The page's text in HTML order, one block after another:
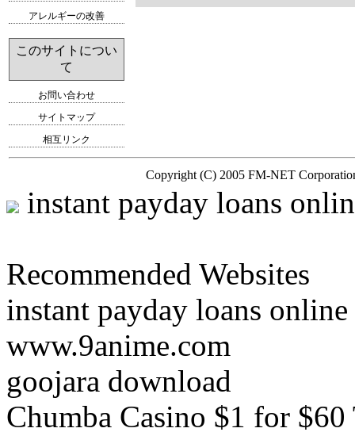
アレルギーの改善
このサイトについ
て
お問い合わせ
サイトマップ
相互リンク
Copyright (C) 2005 FM-NET
instant payday loans
Recommended Websites
instant payday loans
www.9anime.com
goojara download
Chumba Casino $1 for $60